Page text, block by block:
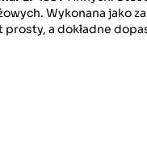
Wykonana jako
a dokładne